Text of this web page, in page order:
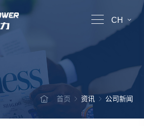
CH
首页 资讯 公司新闻